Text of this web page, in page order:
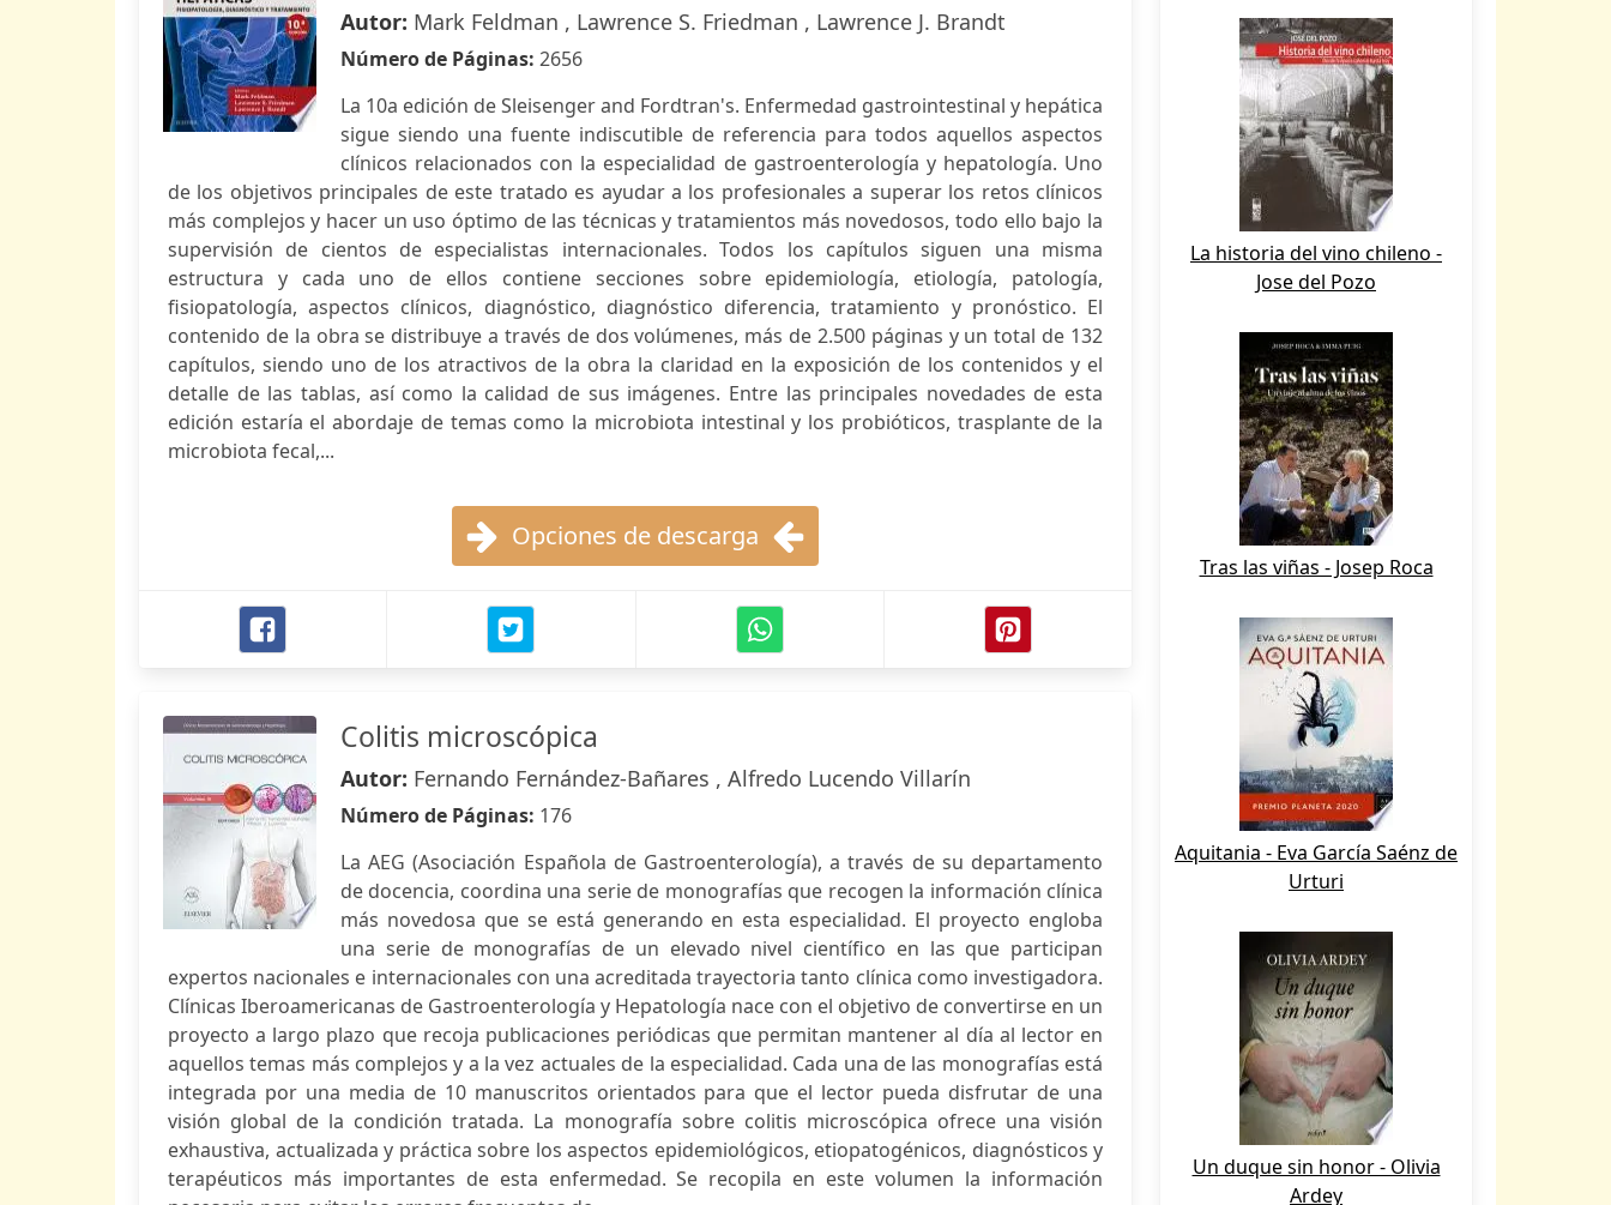
Autor: Mark Feldman , Lawrence S. Friedman , Lawrence J. Brandt
Número de Páginas: 2656
La 10a edición de Sleisenger and Fordtran's. Enfermedad gastrointestinal y hepática
sigue siendo una fuente indiscutible de referencia para todos aquellos aspectos
clínicos relacionados con la especialidad de gastroenterología y hepatología. Uno
de los objetivos principales de este tratado es ayudar a los profesionales a superar los retos clínicos
más complejos y hacer un uso óptimo de las técnicas y tratamientos más novedosos, todo ello bajo la
supervisión de cientos de especialistas internacionales. Todos los capítulos siguen una misma
estructura y cada uno de ellos contiene secciones sobre epidemiología, etiología, patología,
fisiopatología, aspectos clínicos, diagnóstico, diagnóstico diferencia, tratamiento y pronóstico. El
contenido de la obra se distribuye a través de dos volúmenes, más de 2.500 páginas y un total de 132
capítulos, siendo uno de los atractivos de la obra la claridad en la exposición de los contenidos y el
detalle de las tablas, así como la calidad de sus imágenes. Entre las principales novedades de esta
edición estaría el abordaje de temas como la microbiota intestinal y los probióticos, trasplante de la
microbiota fecal,...
Opciones de descarga
Colitis microscópica
Autor: Fernando Fernández-Bañares , Alfredo Lucendo Villarín
Número de Páginas: 176
La AEG (Asociación Española de Gastroenterología), a través de su departamento
de docencia, coordina una serie de monografías que recogen la información clínica
más novedosa que se está generando en esta especialidad. El proyecto engloba
una serie de monografías de un elevado nivel científico en las que participan
expertos nacionales e internacionales con una acreditada trayectoria tanto clínica como investigadora.
Clínicas Iberoamericanas de Gastroenterología y Hepatología nace con el objetivo de convertirse en un
proyecto a largo plazo que recoja publicaciones periódicas que permitan mantener al día al lector en
aquellos temas más complejos y a la vez actuales de la especialidad. Cada una de las monografías está
integrada por una media de 10 manuscritos orientados para que el lector pueda disfrutar de una
visión global de la condición tratada. La monografía sobre colitis microscópica ofrece una visión
exhaustiva, actualizada y práctica sobre los aspectos epidemiológicos, etiopatogénicos, diagnósticos y
terapéuticos más importantes de esta enfermedad. Se recopila en este volumen la información
La historia del vino chileno -
Jose del Pozo
Tras las viñas - Josep Roca
Aquitania - Eva García Saénz de
Urturi
Un duque sin honor - Olivia
Ardey